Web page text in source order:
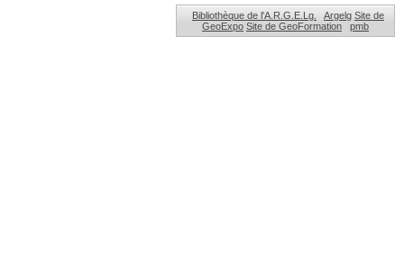
Bibliothèque de l'A.R.G.E.Lg. Argelg Site de
GeoExpo Site de GeoFormation pmb